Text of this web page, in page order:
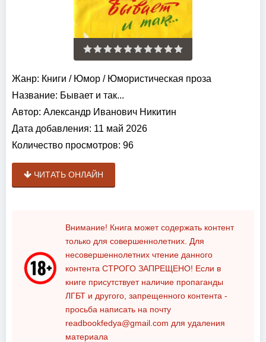
Жанр: Книги / Юмор / Юмористическая проза
Название: Бывает и так...
Автор: Александр Иванович Никитин
Дата добавления: 11 май 2026
Количество просмотров: 96
ЧИТАТЬ ОНЛАЙН
Внимание! Книга может содержать контент
только для совершеннолетних. Для
несовершеннолетних чтение данного
контента СТРОГО ЗАПРЕЩЕНО! Если в
книге присутствует наличие пропаганды
ЛГБТ и другого, запрещенного контента -
просьба написать на почту
readbookfedya@gmail.com для удаления
материала